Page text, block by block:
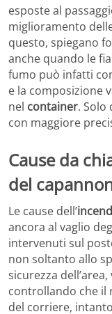
esposte al
miglioramento
questo, spiegano
anche quando le
fumo può infatti
e la composizione
nel container. Solo
con maggiore
Cause da
del
Le cause dell’
ancora al vaglio
intervenuti sul
non soltanto allo
sicurezza
controllando che il
del corriere,